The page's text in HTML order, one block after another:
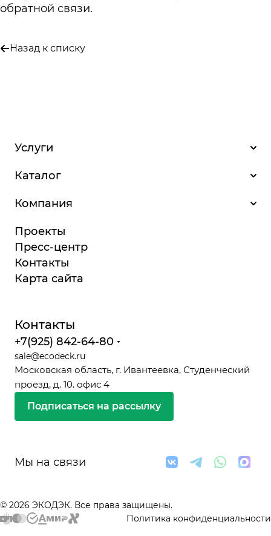
обратной связи.
Назад к списку
Услуги
Каталог
Компания
Проекты
Пресс-центр
Контакты
Карта сайта
Контакты
+7(925) 842-64-80
sale@ecodeck.ru
Московская область, г. Ивантеевка, Студенческий
проезд, д. 10. офис 4
Подписаться на рассылку
Мы на связи
© 2026 ЭКОДЭК. Все права защищены.
Политика конфиденциальности